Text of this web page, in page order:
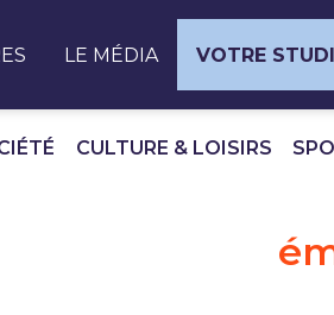
LE MÉDIA VOTRE
CULTURE & LOISIRS